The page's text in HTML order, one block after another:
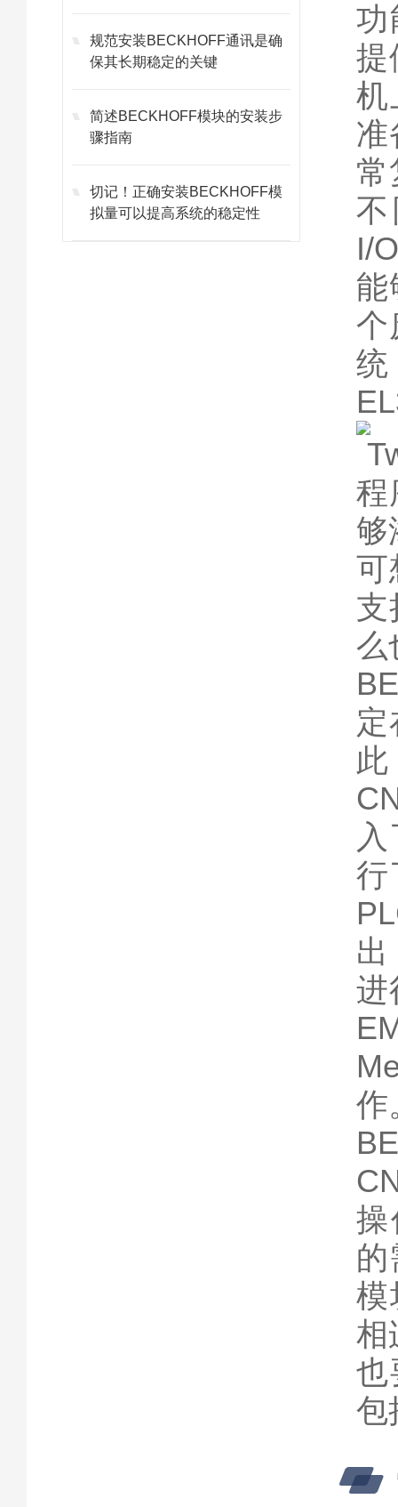
规范安装BECKHOFF通讯是确
保其长期稳定的关键
简述BECKHOFF模块的安装步
骤指南
切记！正确安装BECKHOFF模
拟量可以提高系统的稳定性
功
提
机
准
常
I/
能
个
程
够
可
支
么
行
出
进
作
操
模
相
也
包